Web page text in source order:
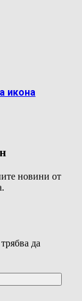
икона
новини от
да